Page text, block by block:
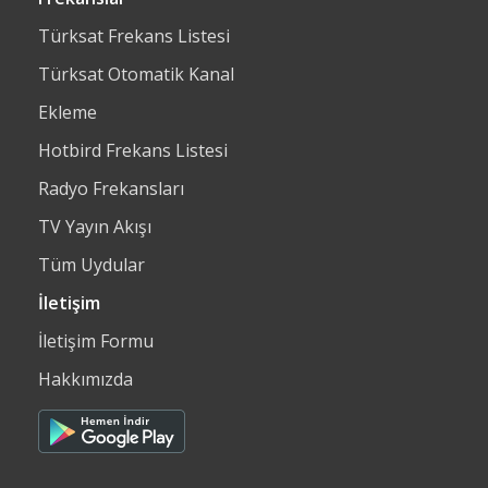
Türksat Frekans Listesi
Türksat Otomatik Kanal
Ekleme
Hotbird Frekans Listesi
Radyo Frekansları
TV Yayın Akışı
Tüm Uydular
İletişim
İletişim Formu
Hakkımızda